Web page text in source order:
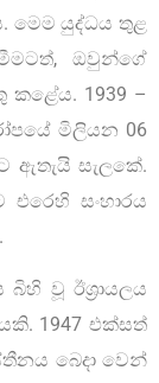
මෙම යුද්ධය තුළ
ඔවුන්ගේ
කළේය. 1939 –
මිලියන 06
ඇතැයි සැලකේ.
සංහාරය
වූ ඊශ්‍රායලය
1947 එක්සත්
බෙදා වෙන්